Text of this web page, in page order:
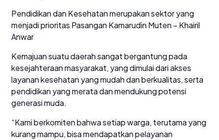
Pendidikan dan Kesehatan merupakan sektor yang
menjadi prioritas Pasangan Kamarudin Muten – Khairil
Anwar
Kemajuan suatu daerah sangat bergantung pada
kesejahteraan masyarakat, yang dimulai dari akses
layanan kesehatan yang mudah dan berkualitas, serta
pendidikan yang merata dan mendukung potensi
generasi muda.
“Kami berkomiten bahwa setiap warga, terutama yang
kurang mampu, bisa mendapatkan pelayanan